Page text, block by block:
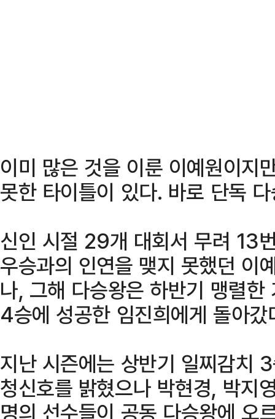
이미 많은 것을 이룬 이예원이지
못한 타이틀이 있다. 바로 단독
신인 시절 29개 대회서 무려 13
우승과의 인연을 맺지 못했던
나, 그해 다승왕은 하반기 맹렬
4승에 성공한 임진희에게 돌아갔
지난 시즌에는 상반기 일찌감치
청신호를 밝혔으나 박현경, 박지
명의 선수들이 공동 다승왕에 오